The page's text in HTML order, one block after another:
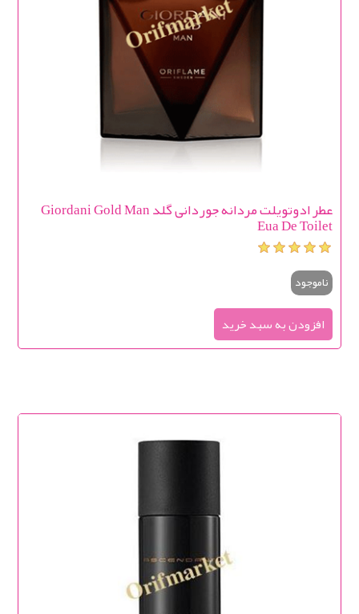
عطر ادوتویلت مردانه جوردانی گلد Giordani Gold Man
Eua De Toilet
ناموجود